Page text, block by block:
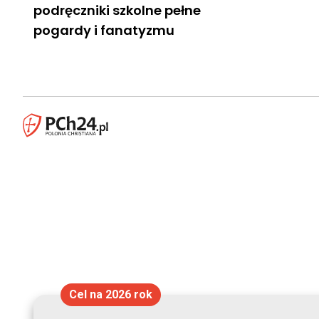
podręczniki szkolne pełne
pogardy i fanatyzmu
Cel na 2026 rok